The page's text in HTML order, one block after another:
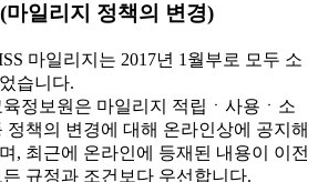
마일리지 정책의 변경)
마일리지는 2017년 1월부로 모두 소
습니다.
정보원은 마일리지 적립ㆍ사용ㆍ소
정책의 변경에 대해 온라인상에 공지해
, 최근에 온라인에 등재된 내용이 이전
든 규정과 조건보다 우선합니다.